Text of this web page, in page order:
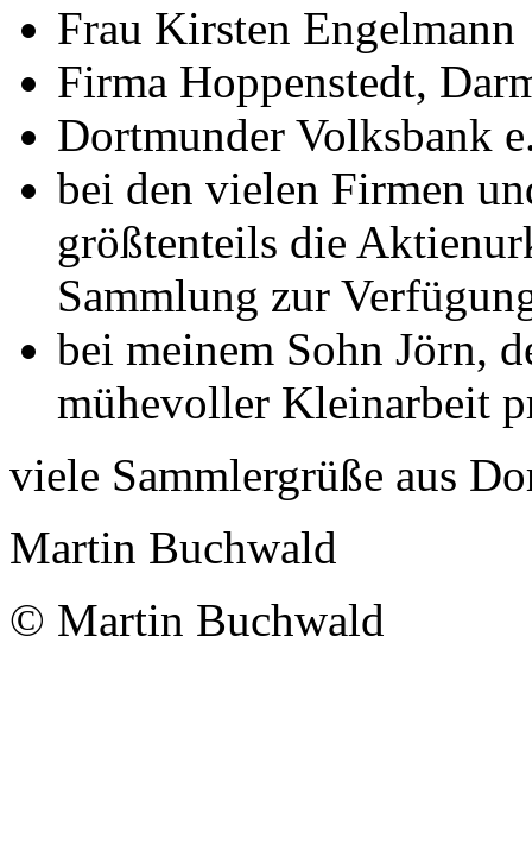
Frau Kirsten Engelmann
Firma Hoppenstedt,
Dortmunder Volksbank
bei den vielen Firmen
größtenteils die
Sammlung zur
bei meinem Sohn Jörn,
mühevoller Kleinarbeit
viele Sammlergrüße aus
Martin Buchwald
© Martin Buchwald